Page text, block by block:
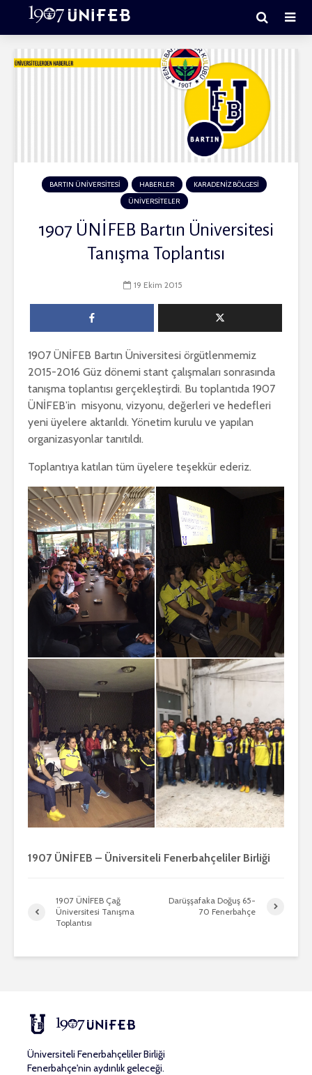
BARTIN ÜNİVERSİTESİ HABERLER
KARADENİZ BÖLGESİ
ÜNİVERSİTELER
1907 ÜNİFEB Bartın Üniversitesi
Tanışma Toplantısı
19 Ekim 2015
1907 ÜNİFEB Bartın Üniversitesi örgütlenmemiz
2015-2016 Güz dönemi stant çalışmaları sonrasında
tanışma toplantısı gerçekleştirdi. Bu toplantıda 1907
ÜNİFEB’in misyonu, vizyonu, değerleri ve hedefleri
yeni üyelere aktarıldı. Yönetim kurulu ve yapılan
organizasyonlar tanıtıldı.
Toplantıya katılan tüm üyelere teşekkür ederiz.
1907 ÜNİFEB – Üniversiteli Fenerbahçeliler Birliği
1907 ÜNİFEB Çağ
Üniversitesi Tanışma
Toplantısı
Darüşşafaka Doğuş 65-
70 Fenerbahçe
Üniversiteli Fenerbahçeliler Birliği
Fenerbahçe'nin aydınlık geleceği.